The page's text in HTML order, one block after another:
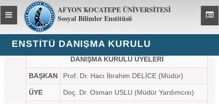
AFYON KOCATEPE ÜNİVERSİTESİ
Sosyal Bilimler Enstitüsü
Toggle
global
navigation
ENSTITÜ DANIŞMA KURULU
DANIŞMA KURULU ÜYELERİ
BAŞKAN Prof. Dr. Hacı İbrahim DELİCE (Müdür)
ÜYE Doç. Dr. Osman USLU (Müdür Yardımcısı)